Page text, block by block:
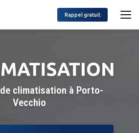
Rappel gratuit
climatisation à Porto-
Vecchio